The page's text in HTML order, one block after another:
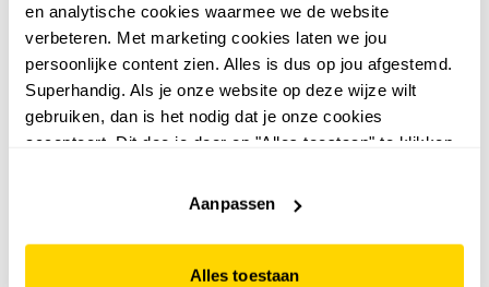
en analytische cookies waarmee we de website
verbeteren. Met marketing cookies laten we jou
persoonlijke content zien. Alles is dus op jou afgestemd.
Superhandig. Als je onze website op deze wijze wilt
gebruiken, dan is het nodig dat je onze cookies
accepteert. Dit doe je door op "Alles toestaan" te klikken.
website niet optimaal functioneert.
Aanpassen
Alles toestaan